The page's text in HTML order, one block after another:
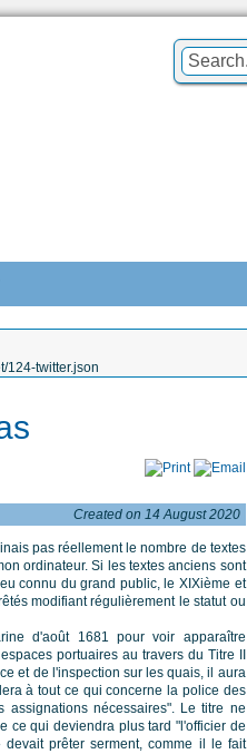
124-twitter.json
Created on 14 August 2020
pas réellement le nombre de textes
ordinateur. Si les textes anciens sont
connu du grand public, le XIXième et
modifiant régulièrement le statut ou
d'août 1681 pour voir apparaître
portuaires au travers du Titre II
et de l'inspection sur les quais, il aura
à tout ce qui concerne la police des
nécessaires". Le titre ne
ce qui deviendra plus tard "l'officier de
prêter serment, comme il le fait